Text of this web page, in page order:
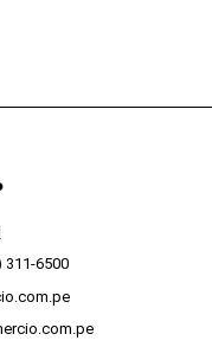
311-6500